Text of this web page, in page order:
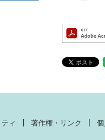
ィ 著作権・リンク